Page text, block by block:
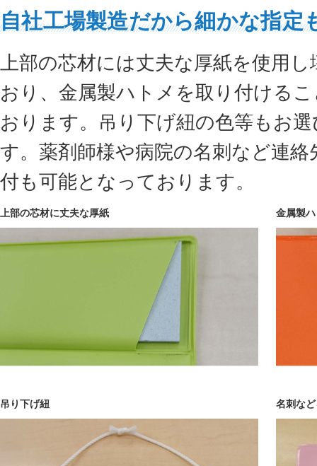
自社工場製造だから細かな指定
上部の芯材には丈夫な厚紙を使用
おり、金属製ハトメを取り付ける
おります。吊り下げ紐の色等もお
す。薬剤師様や病院の名刺など連
付も可能となっております。
上部の芯材に丈夫な厚紙 金属製
吊り下げ紐 名刺な